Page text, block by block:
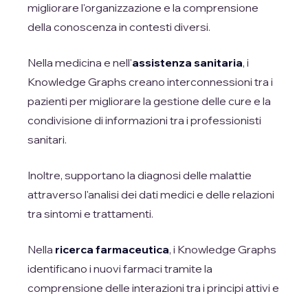
migliorare l'organizzazione e la comprensione
della conoscenza in contesti diversi.
Nella medicina e nell'assistenza sanitaria, i
Knowledge Graphs creano interconnessioni tra i
pazienti per migliorare la gestione delle cure e la
condivisione di informazioni tra i professionisti
sanitari.
Inoltre, supportano la diagnosi delle malattie
attraverso l'analisi dei dati medici e delle relazioni
tra sintomi e trattamenti.
Nella ricerca farmaceutica, i Knowledge Graphs
identificano i nuovi farmaci tramite la
comprensione delle interazioni tra i principi attivi e